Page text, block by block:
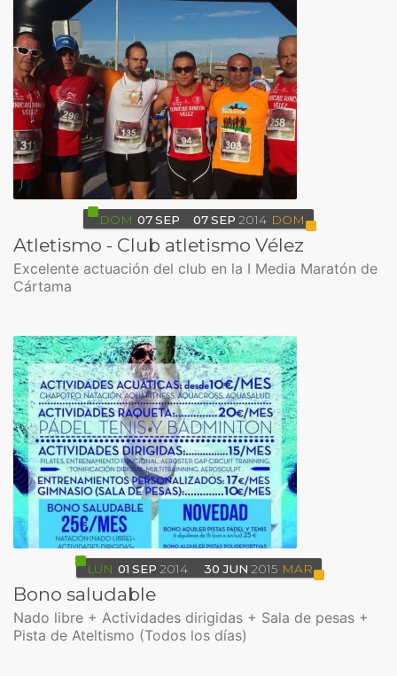
DOM 07SEP 07SEP 2014 DOM
Atletismo - Club atletismo Vélez
Excelente actuación del club en la I Media Maratón de
Cártama
LUN 01 SEP 2014 30 JUN 2015 MAR
Bono saludable
Nado libre + Actividades dirigidas + Sala de pesas +
Pista de Ateltismo (Todos los días)